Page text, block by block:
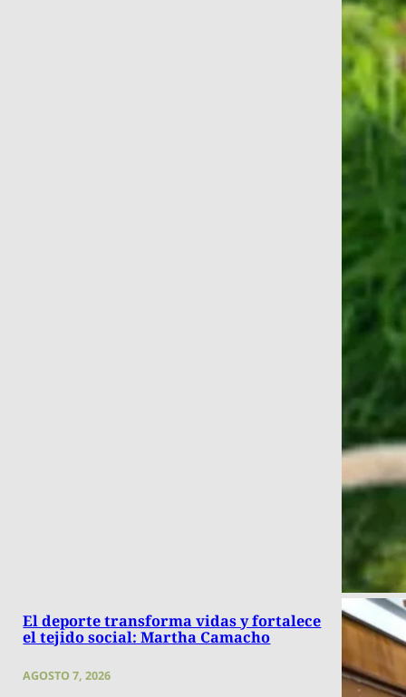
El deporte transforma vidas y fortalece
el tejido social: Martha Camacho
AGOSTO 7, 2026